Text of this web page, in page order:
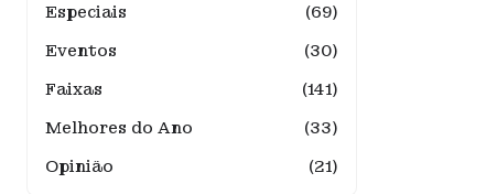
Especiais
(69)
Eventos
(30)
Faixas
(141)
Melhores do Ano
(33)
Opinião
(21)